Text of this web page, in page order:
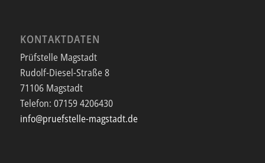
KONTAKTDATEN
Prüfstelle Magstadt
Rudolf-Diesel-Straße 8
71106 Magstadt
Telefon: 07159 4206430
info@pruefstelle-magstadt.de